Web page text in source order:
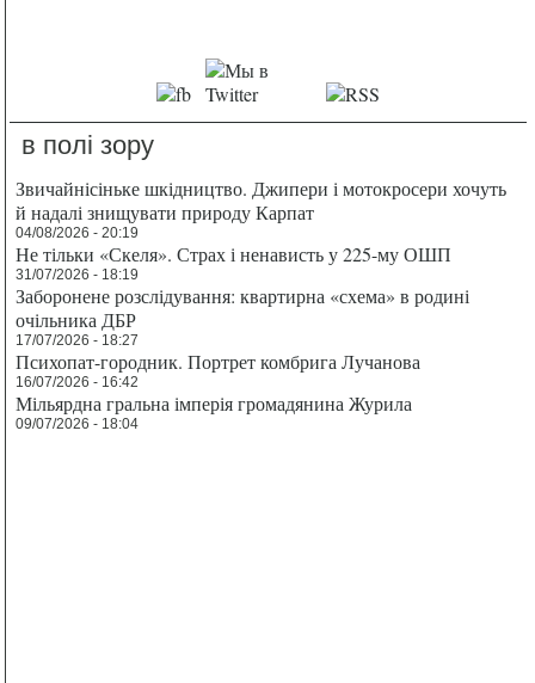
в полі зору
Звичайнісіньке шкідництво. Джипери і мотокросери хочуть
й надалі знищувати природу Карпат
04/08/2026 - 20:19
Не тільки «Скеля». Страх і ненависть у 225-му ОШП
31/07/2026 - 18:19
Заборонене розслідування: квартирна «схема» в родині
очільника ДБР
17/07/2026 - 18:27
Психопат-городник. Портрет комбрига Лучанова
16/07/2026 - 16:42
Мільярдна гральна імперія громадянина Журила
09/07/2026 - 18:04